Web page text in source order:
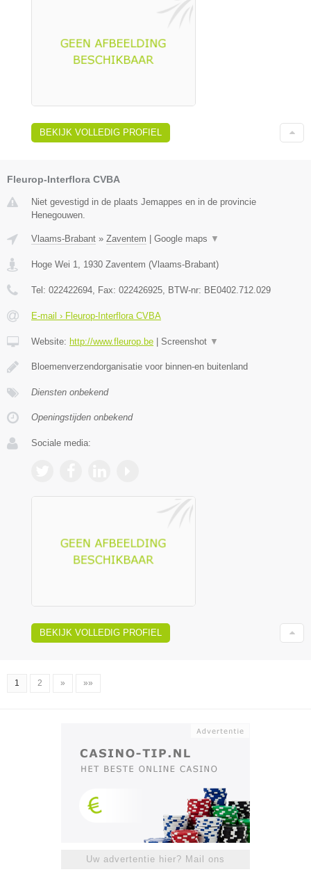
BEKIJK VOLLEDIG PROFIEL
Fleurop-Interflora CVBA
Niet gevestigd in de plaats Jemappes en in de provincie
Henegouwen.
Vlaams-Brabant » Zaventem Google maps ▼
Hoge Wei 1, 1930 Zaventem (Vlaams-Brabant)
Tel: 022422694, Fax: 022426925, BTW-nr: BE0402.712.029
E-mail › Fleurop-Interflora CVBA
Website: http://www.fleurop.be Screenshot ▼
Bloemenverzendorganisatie voor binnen-en buitenland
Diensten onbekend
Openingstijden onbekend
Sociale media:
BEKIJK VOLLEDIG PROFIEL
1 2 » »»
Uw advertentie hier? Mail ons